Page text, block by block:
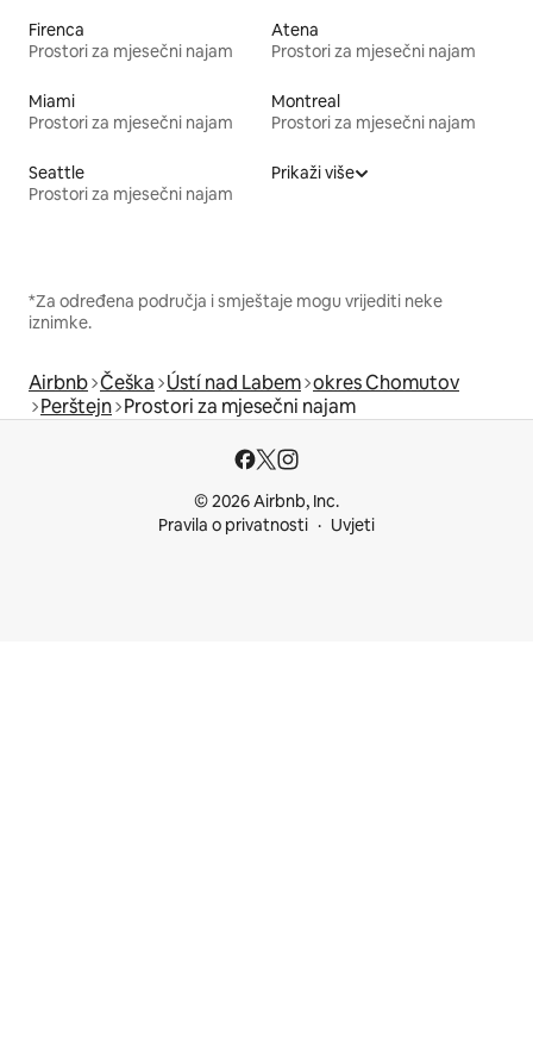
Firenca
Prostori za mjesečni najam
Atena
Prostori za mjesečni najam
Miami
Prostori za mjesečni najam
Montreal
Prostori za mjesečni najam
Seattle
Prostori za mjesečni najam
Prikaži više
*Za određena područja i smještaje mogu vrijediti neke
iznimke.
Airbnb Češka Ústí nad Labem okres Chomutov
Perštejn Prostori za mjesečni najam
© 2026 Airbnb, Inc.
Pravila o privatnosti
Uvjeti